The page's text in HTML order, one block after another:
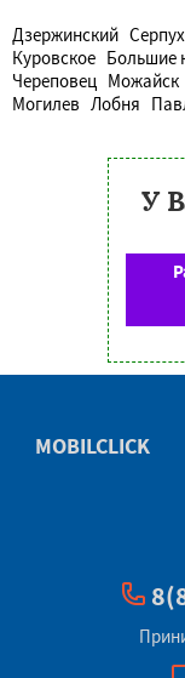
Дзержинский
Куровское Большие
Череповец Можайск
Могилев Лобня
У
MOBILCLICK